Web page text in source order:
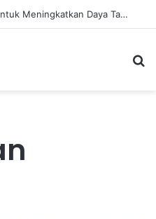
Strategi Kesehatan Harian untuk Meningkatkan Daya Tahan Tubuh dalam Beraktivitas